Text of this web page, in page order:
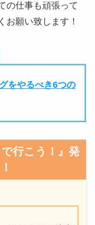
の仕事も頑張って
お願い致します！
をやるべき6つの
行こう！』発